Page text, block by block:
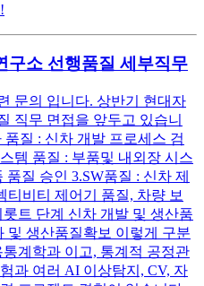
구소 선행품질 세부직무
문의 입니다. 상반기 현대자
직무 면접을 앞두고 있습니
품질 : 신차 개발 프로세스 검
템 품질 : 부품및 내외장 시스
질 승인 3.SW품질 : 신차 제
티비티 제어기 품질, 차량 보
트 단계 신차 개발 및 생산품
및 생산품질확보 이렇게 구분
계학과 이고, 통계적 공정관
과 여러 AI 이상탐지, CV, 자